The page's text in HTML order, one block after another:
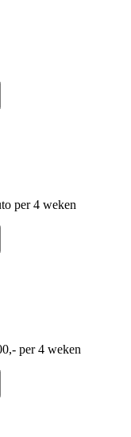
per 4 weken
per 4 weken